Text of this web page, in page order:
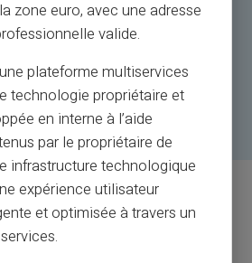
paesi.
addebiti automatici. Un
la tua carta prepagata Le
VERITAS.
dell'IBAN Veritas
la mia carta?
zone euro, avec une adresse
valide.
plateforme multiservices
technologie propriétaire et
en interne à l’aide
par le propriétaire de
infrastructure technologique
expérience utilisateur
et optimisée à travers un